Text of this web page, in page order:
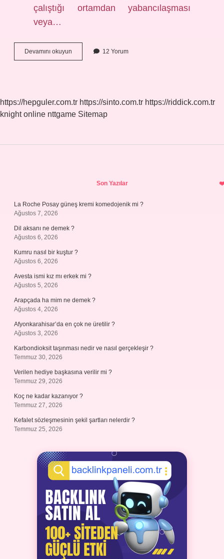
çalıştığı ortamdan yabancılaşması
veya…
Devamını okuyun
Marx
12 Yorum
https://hepguler.com.tr https://sinto.com.tr https://riddick.com.tr
knight online nttgame Sitemap
Son Yazılar
La Roche Posay güneş kremi komedojenik mi ?
Ağustos 7, 2026
Dil aksanı ne demek ?
Ağustos 6, 2026
Kumru nasıl bir kuştur ?
Ağustos 6, 2026
Avesta ismi kız mı erkek mi ?
Ağustos 5, 2026
Arapçada ha mim ne demek ?
Ağustos 4, 2026
Afyonkarahisar’da en çok ne üretilir ?
Ağustos 3, 2026
Karbondioksit taşınması nedir ve nasıl gerçekleşir ?
Temmuz 30, 2026
Verilen hediye başkasına verilir mi ?
Temmuz 29, 2026
Koç ne kadar kazanıyor ?
Temmuz 27, 2026
Kefalet sözleşmesinin şekil şartları nelerdir ?
Temmuz 25, 2026